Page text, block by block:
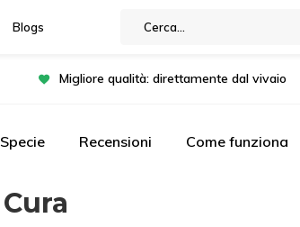
Blogs
Migliore qualità: direttamente dal vivaio
Specie Recensioni Come funziona
Cura